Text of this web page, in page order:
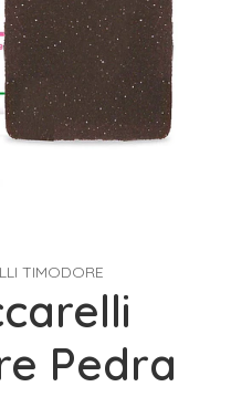
TIMODORE
Pedra